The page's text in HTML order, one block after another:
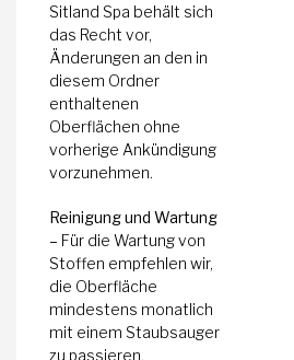
Sitland Spa behält sich
das Recht vor,
Änderungen an den in
diesem Ordner
enthaltenen
Oberflächen ohne
vorherige Ankündigung
vorzunehmen.
Reinigung und Wartung
– Für die Wartung von
Stoffen empfehlen wir,
die Oberfläche
mindestens monatlich
mit einem Staubsauger
zu passieren.